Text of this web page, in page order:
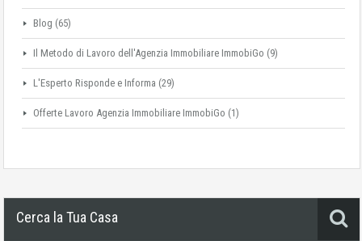
Blog (65)
Il Metodo di Lavoro dell'Agenzia Immobiliare ImmobiGo (9)
L'Esperto Risponde e Informa (29)
Offerte Lavoro Agenzia Immobiliare ImmobiGo (1)
Cerca la Tua Casa